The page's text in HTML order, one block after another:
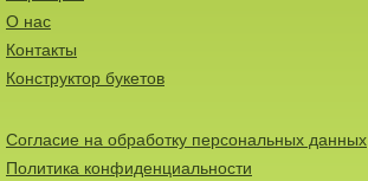
О нас
Контакты
Конструктор букетов
Согласие на обработку персональных данных
Политика конфиденциальности